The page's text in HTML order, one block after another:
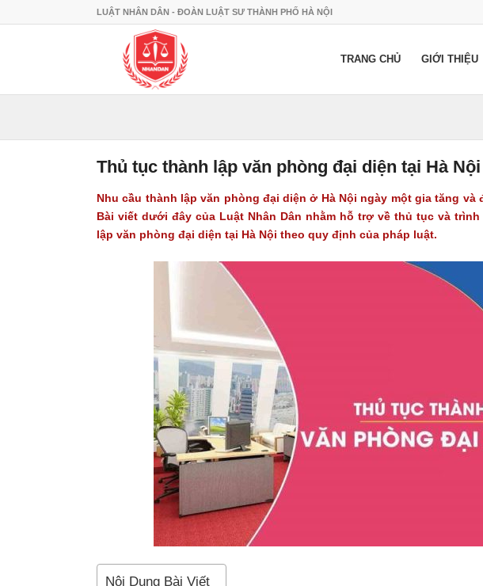
LUẬT NHÂN DÂN - ĐOÀN LUẬT SƯ THÀNH PHỐ HÀ NỘI
TRANG CHỦ GIỚI THIỆU
Thủ tục thành lập văn phòng đại diện tại Hà
Nhu cầu thành lập văn phòng đại diện ở Hà Nội ngày một gia tăng
Bài viết dưới đây của Luật Nhân Dân nhằm hỗ trợ về thủ tục và
lập văn phòng đại diện tại Hà Nội theo quy định của pháp luật.
Nội Dung Bài Viết